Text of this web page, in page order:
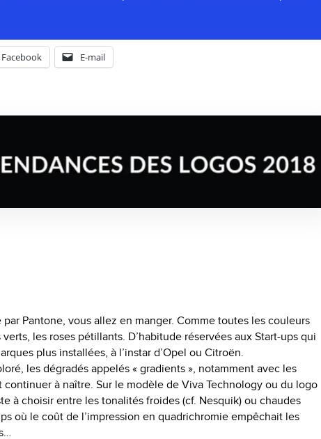
Facebook E-mail
Pantone, vous allez en manger. Comme toutes les couleurs
les roses pétillants. D’habitude réservées aux Start-ups qui
plus installées, à l’instar d’Opel ou Citroën.
les dégradés appelés « gradients », notamment avec les
continuer à naître. Sur le modèle de Viva Technology ou du logo
à choisir entre les tonalités froides (cf. Nesquik) ou chaudes
où le coût de l’impression en quadrichromie empêchait les